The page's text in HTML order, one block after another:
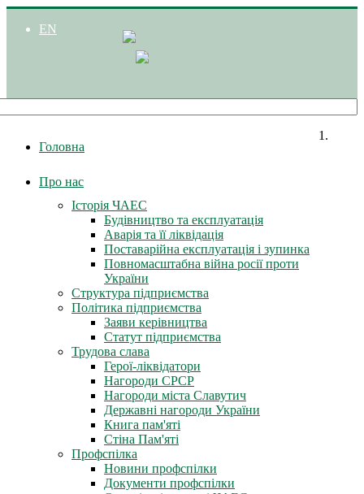
EN
Головна
Про нас
Історія ЧАЕС
Будівництво та експлуатація
Аварія та її ліквідація
Поставарійна експлуатація і зупинка
Повномасштабна війна росії проти
України
Структура підприємства
Політика підприємства
Заяви керівництва
Статут підприємства
Трудова слава
Герої-ліквідатори
Нагороди СРСР
Нагороди міста Славутич
Державні нагороди України
Книга пам'яті
Стіна Пам'яті
Профспілка
Новини профспілки
Документи профспілки